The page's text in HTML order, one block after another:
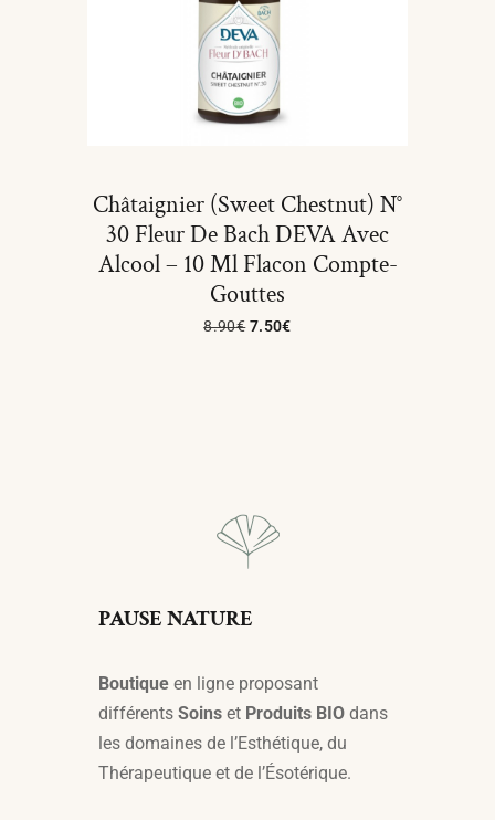
Châtaignier (Sweet Chestnut) N°
30 Fleur De Bach DEVA Avec
Alcool – 10 Ml Flacon Compte-
Gouttes
8.90€ 7.50€
PAUSE NATURE
Boutique en ligne proposant
différents Soins et Produits BIO dans
les domaines de l’Esthétique, du
Thérapeutique et de l’Ésotérique.